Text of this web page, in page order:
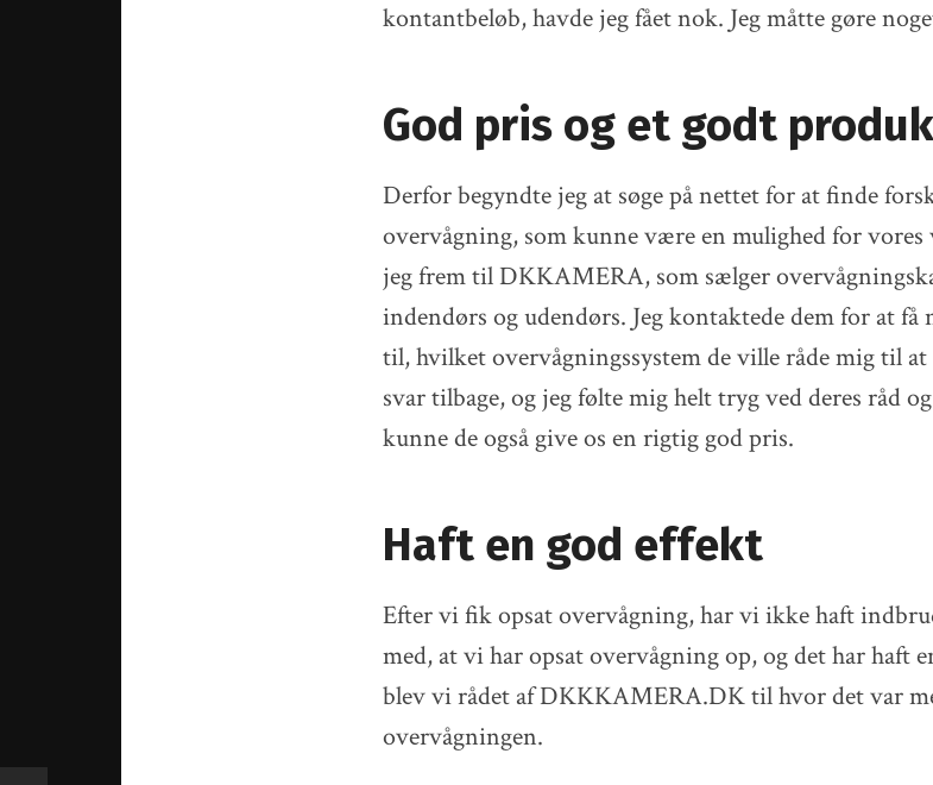
kontantbeløb, havde jeg fået nok. Jeg måtte gøre
God pris og et godt
Derfor begyndte jeg at søge på nettet for at finde
overvågning, som kunne være en mulighed for
jeg frem til DKKAMERA, som sælger
indendørs og udendørs. Jeg kontaktede dem for at
til, hvilket overvågningssystem de ville råde mig til
svar tilbage, og jeg følte mig helt tryg ved deres råd
kunne de også give os en rigtig god pris.
Haft en god effekt
Efter vi fik opsat overvågning, har vi ikke haft
med, at vi har opsat overvågning op, og det har haft
blev vi rådet af DKKKAMERA.DK til hvor det var
overvågningen.